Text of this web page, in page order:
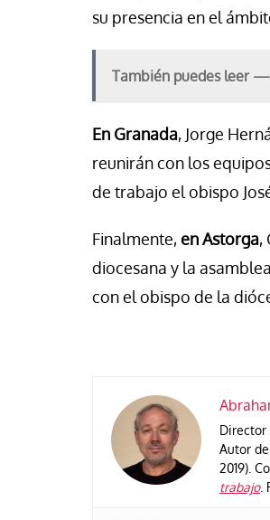
su presencia en el
También puedes leer —
En Granada, Jorge
reunirán con los
de trabajo el obispo
Finalmente,en Astorga,
diocesana y la
con el obispo de la
Director
Autor
2019).
trabajo.